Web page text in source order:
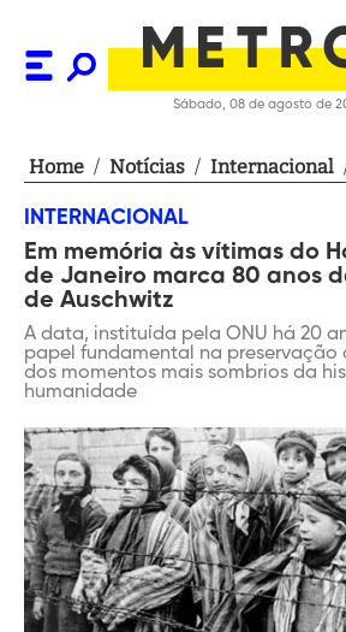
Sábado, 08 de agosto de
Home / Notícias / Internacional
INTERNACIONAL
Em memória às vítimas do
de Janeiro marca 80 anos
de Auschwitz
A data, instituída pela ONU há 20
papel fundamental na preservação
dos momentos mais sombrios da
humanidade